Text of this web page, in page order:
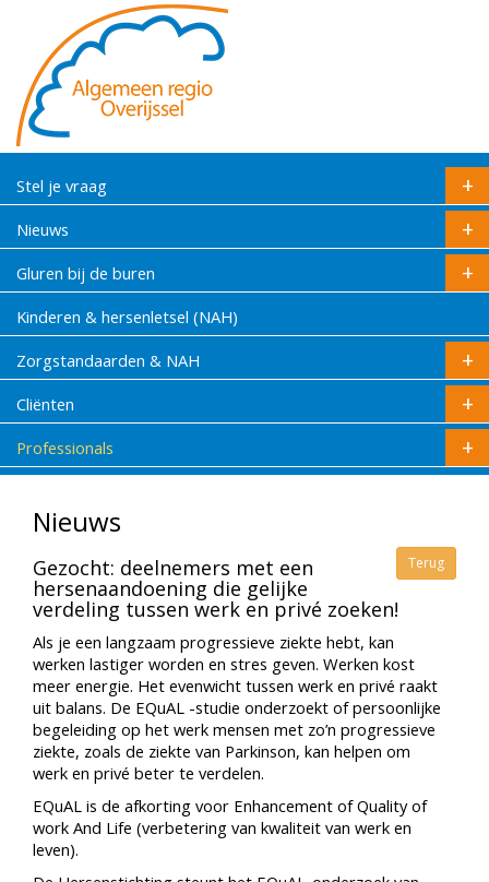
Stel je vraag
Nieuws
Gluren bij de buren
Kinderen & hersenletsel (NAH)
Zorgstandaarden & NAH
Cliënten
Professionals
Nieuws
Terug
Gezocht: deelnemers met een
hersenaandoening die gelijke
verdeling tussen werk en privé zoeken!
Als je een langzaam progressieve ziekte hebt, kan
werken lastiger worden en stres geven. Werken kost
meer energie. Het evenwicht tussen werk en privé raakt
uit balans. De EQuAL -studie onderzoekt of persoonlijke
begeleiding op het werk mensen met zo’n progressieve
ziekte, zoals de ziekte van Parkinson, kan helpen om
werk en privé beter te verdelen.
EQuAL is de afkorting voor Enhancement of Quality of
work And Life (verbetering van kwaliteit van werk en
leven).